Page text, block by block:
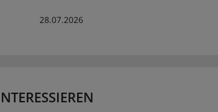
28.07.2026